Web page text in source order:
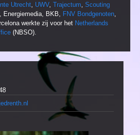
Utrecht UWV, Trajectum Scouting
, Energiemedia, BKB, FNV Bondgenoten
werkte zij voor het Netherlands
(NBSO).